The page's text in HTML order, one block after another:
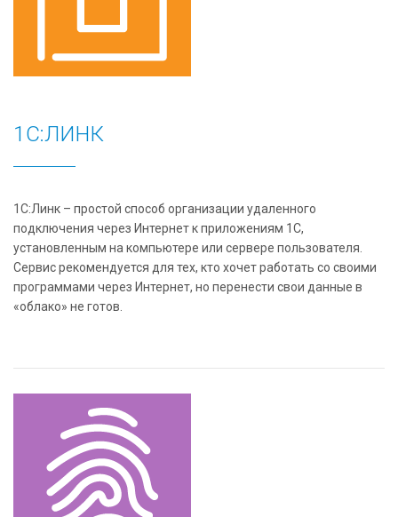
1С:ЛИНК
1С:Линк – простой способ организации удаленного
подключения через Интернет к приложениям 1С,
установленным на компьютере или сервере пользователя.
Сервис рекомендуется для тех, кто хочет работать со своими
программами через Интернет, но перенести свои данные в
«облако» не готов.